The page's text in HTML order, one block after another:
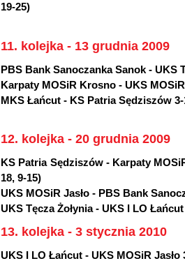
19-25)
11. kolejka - 13 grudnia 2009
PBS Bank Sanoczanka Sanok - UKS
Karpaty MOSiR Krosno - UKS MOSiR
MKS Łańcut - KS Patria Sędziszów 3-
12. kolejka - 20 grudnia 2009
KS Patria Sędziszów - Karpaty
18, 9-15)
UKS MOSiR Jasło - PBS Bank
UKS Tęcza Żołynia - UKS I LO
13. kolejka - 3 stycznia 2010
UKS I LO Łańcut - UKS MOSiR Jasło